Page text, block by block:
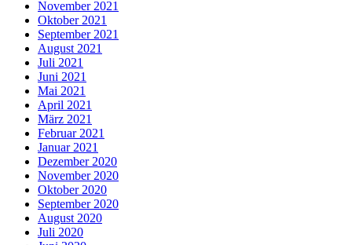
November 2021
Oktober 2021
September 2021
August 2021
Juli 2021
Juni 2021
Mai 2021
April 2021
März 2021
Februar 2021
Januar 2021
Dezember 2020
November 2020
Oktober 2020
September 2020
August 2020
Juli 2020